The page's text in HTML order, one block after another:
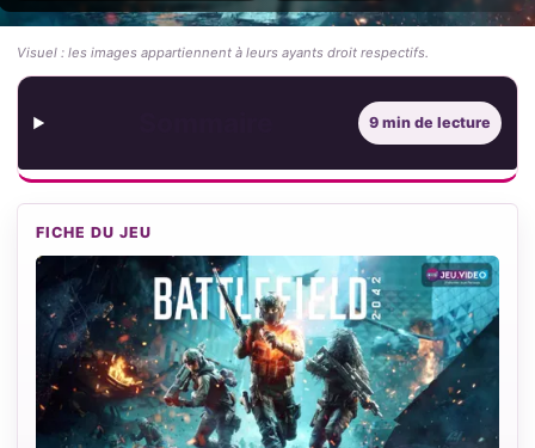
Visuel : les images appartiennent à leurs ayants droit respectifs.
9 min de lecture
FICHE DU JEU